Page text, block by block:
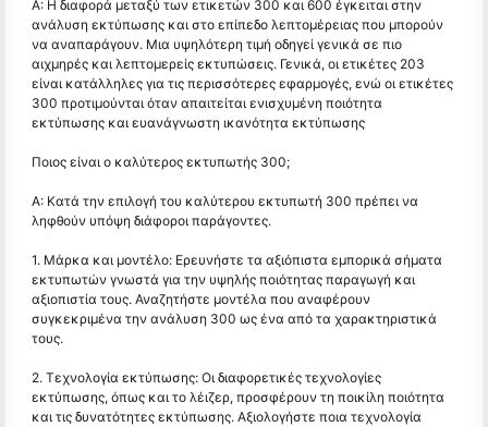
Α: Η διαφορά μεταξύ των ετικετών 300 και 600 έγκειται στην
ανάλυση εκτύπωσης και στο επίπεδο λεπτομέρειας που μπορούν
να αναπαράγουν. Μια υψηλότερη τιμή οδηγεί γενικά σε πιο
αιχμηρές και λεπτομερείς εκτυπώσεις. Γενικά, οι ετικέτες 203
είναι κατάλληλες για τις περισσότερες εφαρμογές, ενώ οι ετικέτες
300 προτιμούνται όταν απαιτείται ενισχυμένη ποιότητα
εκτύπωσης και ευανάγνωστη ικανότητα εκτύπωσης
Ποιος είναι ο καλύτερος εκτυπωτής 300;
Α: Κατά την επιλογή του καλύτερου εκτυπωτή 300 πρέπει να
ληφθούν υπόψη διάφοροι παράγοντες.
1. Μάρκα και μοντέλο: Ερευνήστε τα αξιόπιστα εμπορικά σήματα
εκτυπωτών γνωστά για την υψηλής ποιότητας παραγωγή και
αξιοπιστία τους. Αναζητήστε μοντέλα που αναφέρουν
συγκεκριμένα την ανάλυση 300 ως ένα από τα χαρακτηριστικά
τους.
2. Τεχνολογία εκτύπωσης: Οι διαφορετικές τεχνολογίες
εκτύπωσης, όπως και το λέιζερ, προσφέρουν τη ποικίλη ποιότητα
και τις δυνατότητες εκτύπωσης. Αξιολογήστε ποια τεχνολογία